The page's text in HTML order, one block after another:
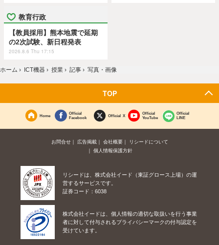
教育行政
【教員採用】熊本地震で延期
の2次試験、新日程発表
2026.8.6 Thu 17:15
ホーム › ICT機器 › 授業 › 記事 › 写真・画像
TOP
Home
Official
Facebook
Official X
Official
YouTube
Official
LINE
お問合せ 広告掲載 会社概要
リシードについて
個人情報保護方針
リシードは、株式会社イード（東証グロース上場）の運
営するサービスです。
証券コード：6038
株式会社イードは、個人情報の適切な取扱いを行う事業
者に対して付与されるプライバシーマークの付与認定を
受けています。